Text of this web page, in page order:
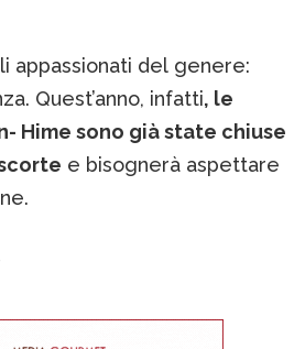
appassionati del genere:
Quest’anno, infatti, le
Hime sono già state chiuse
e bisognerà aspettare